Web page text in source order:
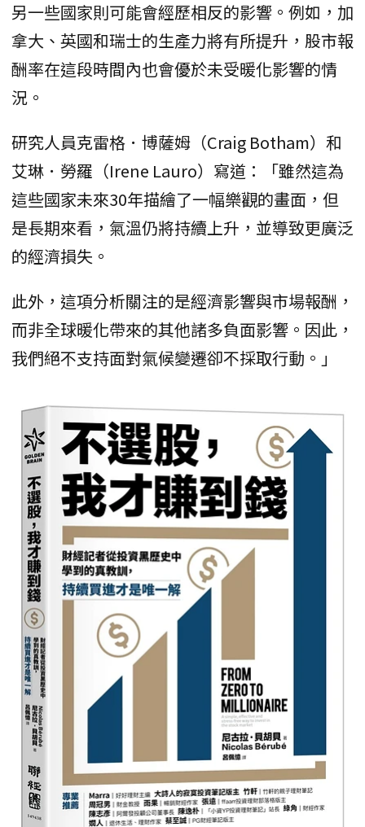
另一些國家則可能會經歷相反的影響。例如，加
拿大、英國和瑞士的生產力將有所提升，股市報
酬率在這段時間內也會優於未受暖化影響的情
況。
研究人員克雷格．博薩姆（Craig Botham）和
艾琳．勞羅（Irene Lauro）寫道：「雖然這為
這些國家未來30年描繪了一幅樂觀的畫面，但
是長期來看，氣溫仍將持續上升，並導致更廣泛
的經濟損失。
此外，這項分析關注的是經濟影響與市場報酬，
而非全球暖化帶來的其他諸多負面影響。因此，
我們絕不支持面對氣候變遷卻不採取行動。」